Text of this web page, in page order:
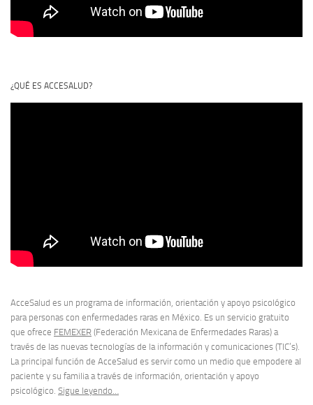
¿QUÉ ES ACCESALUD?
AcceSalud es un programa de información, orientación y apoyo psicológico
para personas con enfermedades raras en México. Es un servicio gratuito
que ofrece FEMEXER (Federación Mexicana de Enfermedades Raras) a
través de las nuevas tecnologías de la información y comunicaciones (TIC’s).
La principal función de AcceSalud es servir como un medio que empodere al
paciente y su familia a través de información, orientación y apoyo
psicológico. Sigue leyendo…